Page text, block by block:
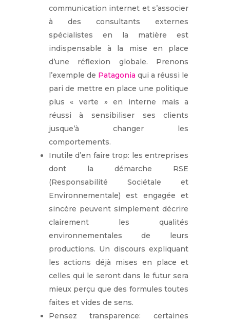
communication internet et s’associer
à des consultants externes
spécialistes en la matière est
indispensable à la mise en place
d’une réflexion globale. Prenons
l’exemple de Patagonia qui a réussi le
pari de mettre en place une politique
plus « verte » en interne mais a
réussi à sensibiliser ses clients
jusque’à changer les
comportements.
Inutile d’en faire trop: les entreprises
dont la démarche RSE
(Responsabilité Sociétale et
Environnementale) est engagée et
sincère peuvent simplement décrire
clairement les qualités
environnementales de leurs
productions. Un discours expliquant
les actions déjà mises en place et
celles qui le seront dans le futur sera
mieux perçu que des formules toutes
faites et vides de sens.
Pensez transparence: certaines